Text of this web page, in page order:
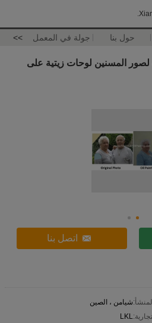
حول بنا جولة في المعمل >>
المسنين لوحات زيتية على
اتصل بنا
شيامن ، الصين
LKL